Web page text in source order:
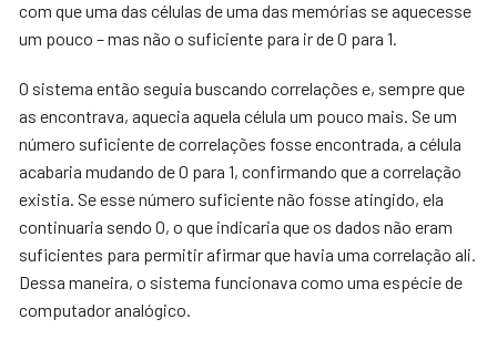
com que uma das células de uma das memórias se aquecesse
um pouco – mas não o suficiente para ir de 0 para 1.
O sistema então seguia buscando correlações e, sempre que
as encontrava, aquecia aquela célula um pouco mais. Se um
número suficiente de correlações fosse encontrada, a célula
acabaria mudando de 0 para 1, confirmando que a correlação
existia. Se esse número suficiente não fosse atingido, ela
continuaria sendo 0, o que indicaria que os dados não eram
suficientes para permitir afirmar que havia uma correlação ali.
Dessa maneira, o sistema funcionava como uma espécie de
computador analógico.